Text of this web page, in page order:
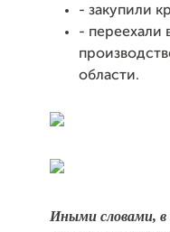
- закупили
- переехали
области.
Иными словами,